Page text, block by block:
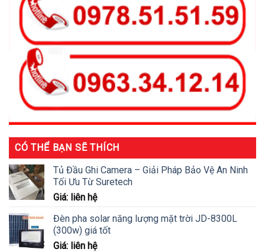
CÓ THỂ BẠN SẼ THÍCH
Tủ Đầu Ghi Camera – Giải Pháp Bảo Vệ An Ninh
Tối Ưu Từ Suretech
Giá: liên hệ
Đèn pha solar năng lượng mặt trời JD-8300L
(300w) giá tốt
Giá: liên hệ